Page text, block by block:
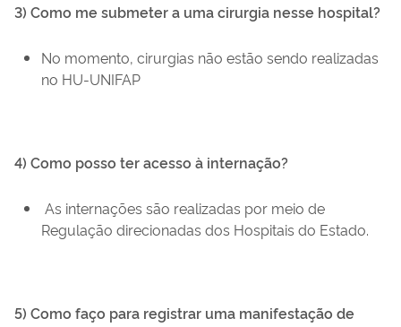
3) Como me submeter a uma cirurgia nesse hospital?
No momento, cirurgias não estão sendo realizadas
no HU-UNIFAP
4) Como posso ter acesso à internação?
As internações são realizadas por meio de
Regulação direcionadas dos Hospitais do Estado.
5) Como faço para registrar uma manifestação de